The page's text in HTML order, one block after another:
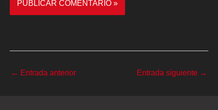
← Entrada anterior Entrada siguiente →